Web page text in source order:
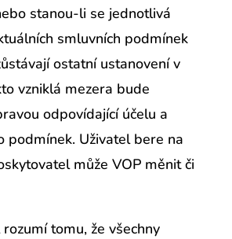
stanou-li se jednotlivá
smluvních podmínek
ostatní ustanovení v
vzniklá mezera bude
odpovídající účelu a
podmínek. Uživatel bere na
může VOP měnit či
tomu, že všechny